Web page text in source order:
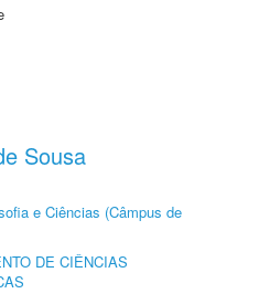
Sousa
e Ciências (Câmpus de
DE CIÊNCIAS